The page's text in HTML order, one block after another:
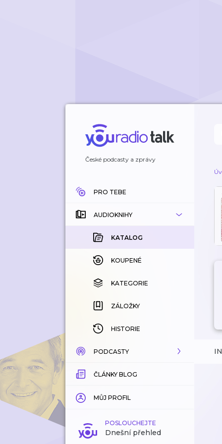
České podcasty a zprávy
PRO TEBE
AUDIOKNIHY
KATALOG
KOUPENÉ
KATEGORIE
ZÁLOŽKY
HISTORIE
PODCASTY
KATALOG
KATEGORIE
ZÁLOŽKY
ČLÁNKY BLOG
MŮJ PROFIL
POSLOUCHEJTE
Dnešní přehled